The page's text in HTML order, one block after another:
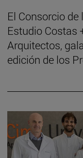
El Consorcio de
Estudio Costas
Arquitectos,
edición de los